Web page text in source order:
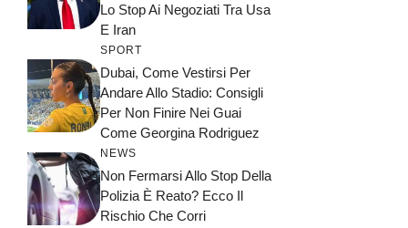
Lo Stop Ai Negoziati Tra Usa
E Iran
SPORT
Dubai, Come Vestirsi Per
Andare Allo Stadio: Consigli
Per Non Finire Nei Guai
Come Georgina Rodriguez
NEWS
Non Fermarsi Allo Stop Della
Polizia È Reato? Ecco Il
Rischio Che Corri